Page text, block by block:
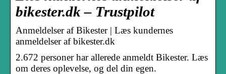
bikester.dk – Trustpilot
Anmeldelser af Bikester | Læs kundernes
anmeldelser af bikester.dk
2.672 personer har allerede anmeldt Bikester. Læs
om deres oplevelse, og del din egen.